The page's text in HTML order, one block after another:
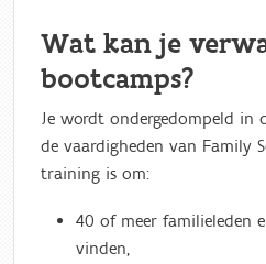
Wat kan je
bootcamps?
Je wordt ondergedompeld in
de vaardigheden van Family
training is om:
40 of meer familieleden
vinden,